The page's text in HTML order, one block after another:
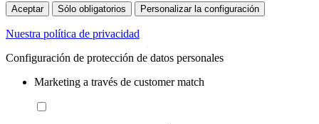
Aceptar Sólo obligatorios Personalizar la configuración
Nuestra política de privacidad
Configuración de protección de datos personales
Marketing a través de customer match